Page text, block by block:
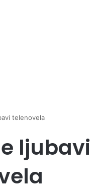
telenovela
ljubavi